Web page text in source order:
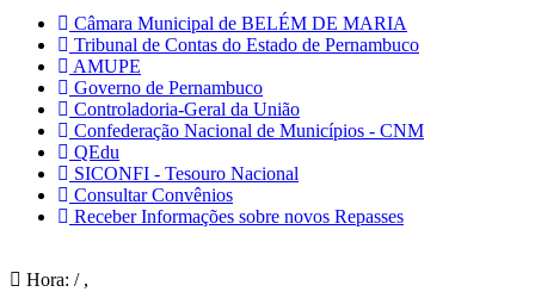
Câmara Municipal de BELÉM DE MARIA
Tribunal de Contas do Estado de Pernambuco
AMUPE
Governo de Pernambuco
Controladoria-Geral da União
Confederação Nacional de Municípios - CNM
QEdu
SICONFI - Tesouro Nacional
Consultar Convênios
Receber Informações sobre novos Repasses
Hora: / ,